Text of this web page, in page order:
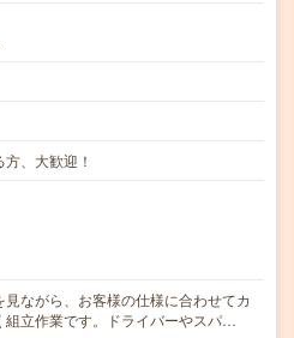
、大歓迎！
ながら、お客様の仕様に合わせてカ
組立作業です。ドライバーやスパ…